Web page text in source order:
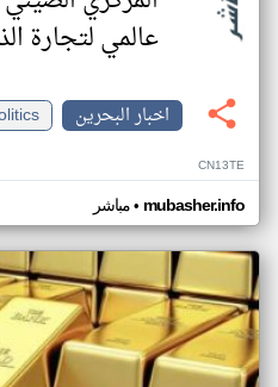
عالمي لتجارة
اخبار البحرين
CN13TE
مباشر• mubasher.info